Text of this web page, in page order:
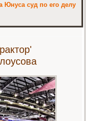
Юнуса суд по его делу